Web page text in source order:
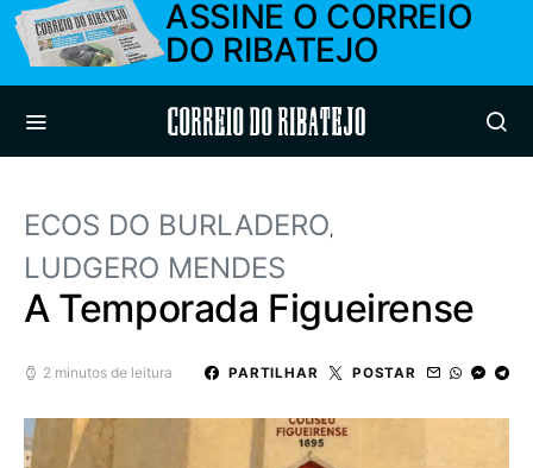
ASSINE O CORREIO
DO RIBATEJO
Correio do Ribatejo
ECOS DO BURLADERO
LUDGERO MENDES
A Temporada Figueirense
2 minutos de leitura PARTILHAR POSTAR